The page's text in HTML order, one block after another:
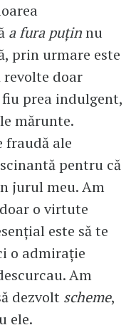
a fura puținnu
prin urmare este
revolte doar
prea indulgent,
mărunte.
fraudă ale
pentru că
jurul meu. Am
o virtute
este să te
o admirație
Am
dezvolt scheme,
ele.